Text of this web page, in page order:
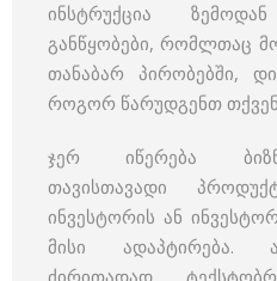
ინსტრუქცია
განწყობები, რომლთაც
თანაბარ პირობებში,
როგორ წარუდგენთ
ჯერ იწერება
თავისთავადი
ინვესტორის ან
მისი ადაპტირება.
ძირითადად